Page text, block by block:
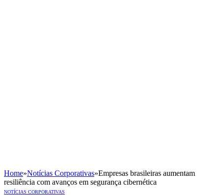
Home»Notícias Corporativas»Empresas brasileiras aumentam
resiliência com avanços em segurança cibernética
NOTÍCIAS CORPORATIVAS